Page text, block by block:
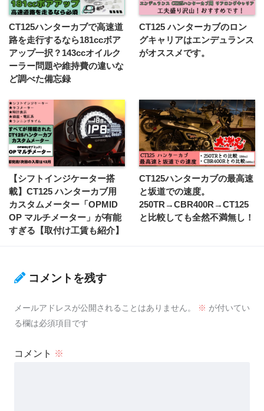
CT125ハンターカブで高速道
路を走行するなら181ccボア
アップ一択？143ccオイルク
ーラー問題や維持費の違いな
ど調べた備忘録
CT125 ハンターカブのロン
グキャリアはエンデュランス
がオススメです。
【シフトインジケーター搭
載】CT125 ハンターカブ用
カスタムメーター「OPMID
OP マルチメーター」が有能
すぎる【取付け工賃も紹介】
CT125ハンターカブの最高速
と坂道での速度。
250TR→CBR400R→CT125
と比較しても全然不満無し！
コメントを残す
メールアドレスが公開されることはありません。 ※ が付いてい
る欄は必須項目です
コメント ※